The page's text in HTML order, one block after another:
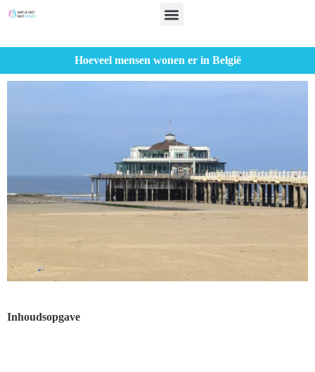
Hoeveel mensen wonen er in België
Inhoudsopgave